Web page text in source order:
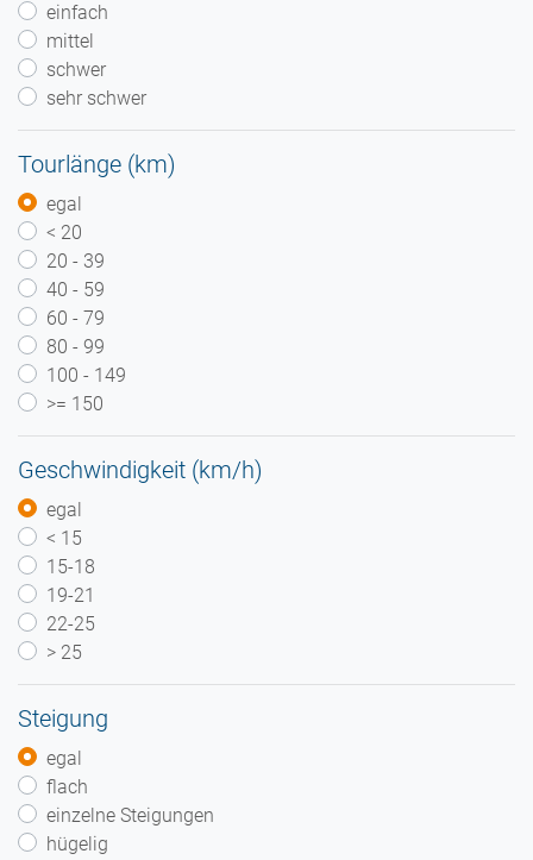
einfach
mittel
schwer
sehr schwer
Tourlänge (km)
egal
< 20
20 - 39
40 - 59
60 - 79
80 - 99
100 - 149
>= 150
Geschwindigkeit (km/h)
egal
< 15
15-18
19-21
22-25
> 25
Steigung
egal
flach
einzelne Steigungen
hügelig